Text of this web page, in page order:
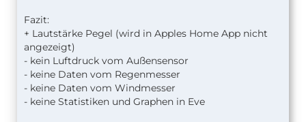
Fazit:
+ Lautstärke Pegel (wird in Apples Home App nicht
angezeigt)
- kein Luftdruck vom Außensensor
- keine Daten vom Regenmesser
- keine Daten vom Windmesser
- keine Statistiken und Graphen in Eve